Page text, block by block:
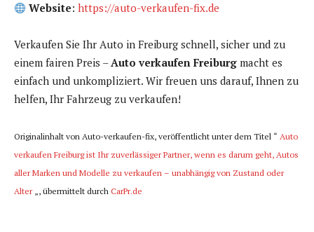
Website:https://auto-verkaufen-fix.de
Verkaufen Sie Ihr Auto in Freiburg schnell, sicher und zu
einem fairen Preis –Auto verkaufen Freiburg macht es
einfach und unkompliziert. Wir freuen uns darauf, Ihnen zu
helfen, Ihr Fahrzeug zu verkaufen!
Originalinhalt von Auto-verkaufen-fix, veröffentlicht unter dem Titel “ Auto
verkaufen Freiburg ist Ihr zuverlässiger Partner, wenn es darum geht, Autos
aller Marken und Modelle zu verkaufen – unabhängig von Zustand oder
Alter„, übermittelt durch CarPr.de